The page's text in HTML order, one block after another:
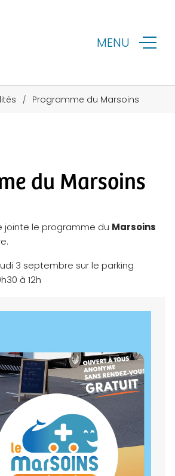
MENU
/ Programme du Marsoins
du Marsoins
jointe le programme du Marsoins
3 septembre sur le parking
à 12h